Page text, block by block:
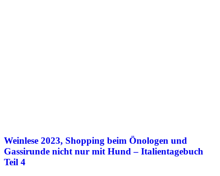
Weinlese 2023, Shopping beim Önologen und
Gassirunde nicht nur mit Hund – Italientagebuch
Teil 4